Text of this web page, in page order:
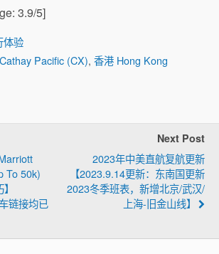
3.9/5]
体验
Pacific (CX), 香港 Hong Kong
To 50k)
链接均已
Next Post
2023年中美直航复航更新
【2023.9.14更新：东南国更新
2023冬季班表，新增北京/武汉/
上海-旧金山线】